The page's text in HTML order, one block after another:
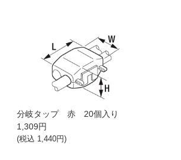
分岐タップ 赤 20個入り
1,309円
(税込 1,440円)